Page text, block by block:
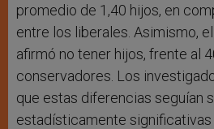
promedio de 1,40 hijos, en
entre los liberales. Asimismo,
afirmó no tener hijos, frente al
conservadores. Los
que estas diferencias seguían
estadísticamente